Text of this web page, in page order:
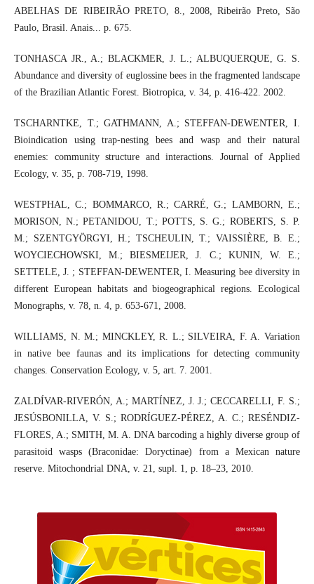
ABELHAS DE RIBEIRÃO PRETO, 8., 2008, Ribeirão Preto, São
Paulo, Brasil. Anais... p. 675.
TONHASCA JR., A.; BLACKMER, J. L.; ALBUQUERQUE, G. S.
Abundance and diversity of euglossine bees in the fragmented landscape
of the Brazilian Atlantic Forest. Biotropica, v. 34, p. 416-422. 2002.
TSCHARNTKE, T.; GATHMANN, A.; STEFFAN-DEWENTER, I.
Bioindication using trap-nesting bees and wasp and their natural
enemies: community structure and interactions. Journal of Applied
Ecology, v. 35, p. 708-719, 1998.
WESTPHAL, C.; BOMMARCO, R.; CARRÉ, G.; LAMBORN, E.;
MORISON, N.; PETANIDOU, T.; POTTS, S. G.; ROBERTS, S. P.
M.; SZENTGYÖRGYI, H.; TSCHEULIN, T.; VAISSIÈRE, B. E.;
WOYCIECHOWSKI, M.; BIESMEIJER, J. C.; KUNIN, W. E.;
SETTELE, J. ; STEFFAN-DEWENTER, I. Measuring bee diversity in
different European habitats and biogeographical regions. Ecological
Monographs, v. 78, n. 4, p. 653-671, 2008.
WILLIAMS, N. M.; MINCKLEY, R. L.; SILVEIRA, F. A. Variation
in native bee faunas and its implications for detecting community
changes. Conservation Ecology, v. 5, art. 7. 2001.
ZALDÍVAR-RIVERÓN, A.; MARTÍNEZ, J. J.; CECCARELLI, F. S.;
JESÚSBONILLA, V. S.; RODRÍGUEZ-PÉREZ, A. C.; RESÉNDIZ-
FLORES, A.; SMITH, M. A. DNA barcoding a highly diverse group of
parasitoid wasps (Braconidae: Doryctinae) from a Mexican nature
reserve. Mitochondrial DNA, v. 21, supl. 1, p. 18–23, 2010.